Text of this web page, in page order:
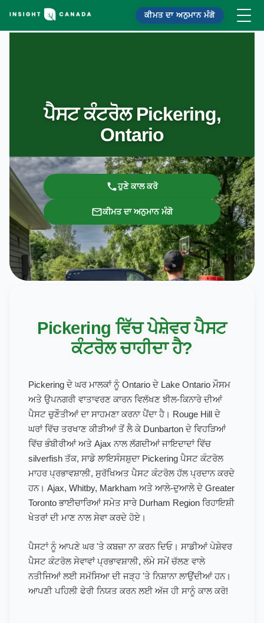
ਕੀਮਤ ਦਾ ਅਨੁਮਾਨ ਮੰਗੋ
ਪੈਸਟ ਕੰਟਰੋਲ Pickering,
Ontario
ਹੁਣੇ ਕਾਲ ਕਰੋ
ਕੀਮਤ ਦਾ ਅਨੁਮਾਨ ਮੰਗੋ
Pickering ਵਿੱਚ ਪੇਸ਼ੇਵਰ ਪੈਸਟ
ਕੰਟਰੋਲ ਚਾਹੀਦਾ ਹੈ?
Pickering ਦੇ ਘਰ ਮਾਲਕਾਂ ਨੂੰ Ontario ਦੇ Lake Ontario ਮੌਸਮ
ਅਤੇ ਉਪਨਗਰੀ ਵਾਤਾਵਰਣ ਕਾਰਨ ਵਿਲੱਖਣ ਝੀਲ-ਕਿਨਾਰੇ ਦੀਆਂ
ਪੈਸਟ ਚੁਣੌਤੀਆਂ ਦਾ ਸਾਹਮਣਾ ਕਰਨਾ ਪੈਂਦਾ ਹੈ। Rouge Hill ਦੇ
ਘਰਾਂ ਵਿੱਚ ਤਰਖਾਣ ਕੀੜੀਆਂ ਤੋਂ ਲੈ ਕੇ Dunbarton ਦੇ ਵਿਹੜਿਆਂ
ਵਿੱਚ ਭੰਬੀਰੀਆਂ ਅਤੇ Ajax ਨਾਲ ਲੱਗਦੀਆਂ ਜਾਇਦਾਦਾਂ ਵਿੱਚ
silverfish ਤੱਕ, ਸਾਡੇ ਲਾਇਸੰਸਸ਼ੁਦਾ Pickering ਪੈਸਟ ਕੰਟਰੋਲ
ਮਾਹਰ ਪ੍ਰਭਾਵਸ਼ਾਲੀ, ਸੁਰੱਖਿਅਤ ਪੈਸਟ ਕੰਟਰੋਲ ਹੱਲ ਪ੍ਰਦਾਨ ਕਰਦੇ
ਹਨ। Ajax, Whitby, Markham ਅਤੇ ਆਲੇ-ਦੁਆਲੇ ਦੇ Greater
Toronto ਭਾਈਚਾਰਿਆਂ ਸਮੇਤ ਸਾਰੇ Durham Region ਰਿਹਾਇਸ਼ੀ
ਖੇਤਰਾਂ ਦੀ ਮਾਣ ਨਾਲ ਸੇਵਾ ਕਰਦੇ ਹੋਏ।
ਪੈਸਟਾਂ ਨੂੰ ਆਪਣੇ ਘਰ 'ਤੇ ਕਬਜ਼ਾ ਨਾ ਕਰਨ ਦਿਓ। ਸਾਡੀਆਂ ਪੇਸ਼ੇਵਰ
ਪੈਸਟ ਕੰਟਰੋਲ ਸੇਵਾਵਾਂ ਪ੍ਰਭਾਵਸ਼ਾਲੀ, ਲੰਮੇ ਸਮੇਂ ਚੱਲਣ ਵਾਲੇ
ਨਤੀਜਿਆਂ ਲਈ ਸਮੱਸਿਆ ਦੀ ਜੜ੍ਹ 'ਤੇ ਨਿਸ਼ਾਨਾ ਲਾਉਂਦੀਆਂ ਹਨ।
ਆਪਣੀ ਪਹਿਲੀ ਫੇਰੀ ਨਿਯਤ ਕਰਨ ਲਈ ਅੱਜ ਹੀ ਸਾਨੂੰ ਕਾਲ ਕਰੋ!